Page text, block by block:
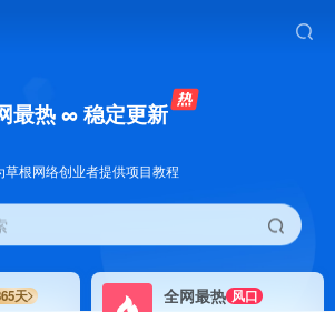
最热 ∞ 稳定更新
草根网络创业者提供项目教程
天
全网最热 风口